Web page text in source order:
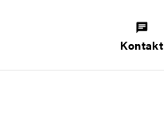
Kontakt